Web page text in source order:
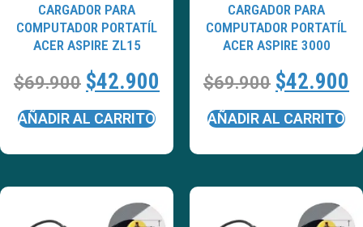
CARGADOR PARA
COMPUTADOR PORTATÍL
ACER ASPIRE ZL15
$69.900 $42.900
AÑADIR AL CARRITO
CARGADOR PARA
COMPUTADOR PORTATÍL
ACER ASPIRE 3000
$69.900 $42.900
AÑADIR AL CARRITO